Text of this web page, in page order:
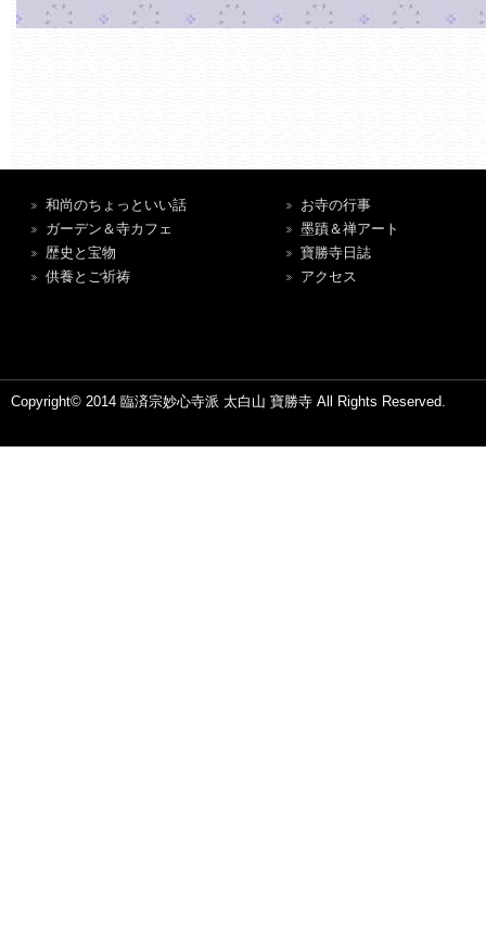
和尚のちょっといい話
ガーデン＆寺カフェ
歴史と宝物
供養とご祈祷
お寺の行事
墨蹟＆禅アート
寶勝寺日誌
アクセス
Copyright© 2014 臨済宗妙心寺派 太白山 寶勝寺 All Rights Reserved.